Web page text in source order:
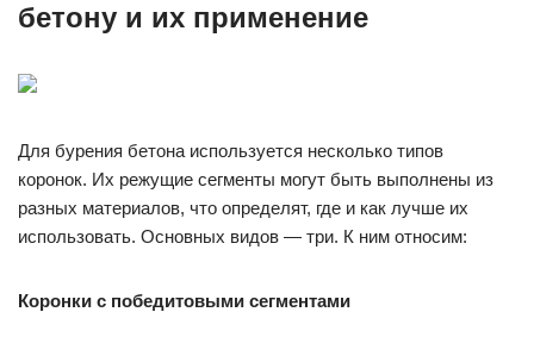
бетону и их применение
Для бурения бетона используется несколько типов
коронок. Их режущие сегменты могут быть выполнены из
разных материалов, что определят, где и как лучше их
использовать. Основных видов — три. К ним относим:
Коронки с победитовыми сегментами